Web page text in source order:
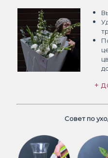
+
Совет по